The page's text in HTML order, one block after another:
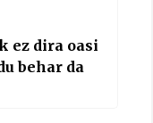
ez dira oasi
behar da